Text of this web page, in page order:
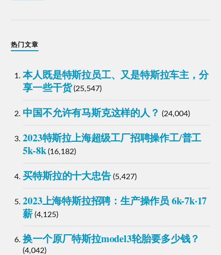
热门文章
本人既是特斯拉员工、又是特斯拉车主，分
享一些干货 (25,547)
中国不允许有马斯克这样的人？ (24,004)
2023特斯拉上海超级工厂招聘操作工/普工
5k-8k (16,182)
买特斯拉的十大忠告 (5,427)
2023上海特斯拉招聘：生产操作员 6k-7k·17
薪 (4,125)
换一个原厂特斯拉model3轮胎要多少钱？
(4,042)